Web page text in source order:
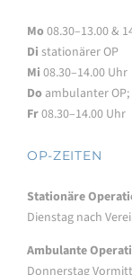
Mo08.30–13.00 &
Di stationärer OP
Mi 08.30–14.00 Uhr
Doambulanter OP;
Fr08.30–14.00 Uhr
OP-ZEITEN
Stationäre
Dienstag nach
Ambulante